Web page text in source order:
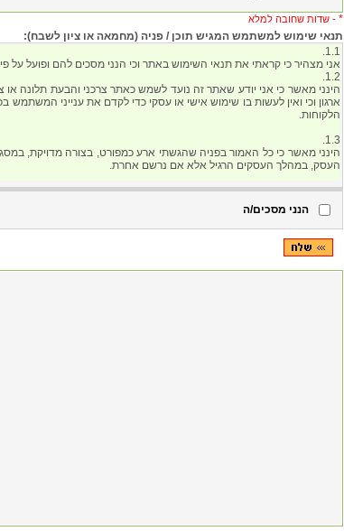
שדות שחובה למלא - *
תנאי שימוש למשתמש המגיש תוכן / פניה (מחמאה או ציון לשבח):
הנני מסכים/ה